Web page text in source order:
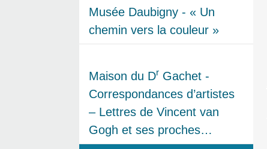
Musée Daubigny - « Un
chemin vers la couleur »
Maison du Dr Gachet -
Correspondances d’artistes
– Lettres de Vincent van
Gogh et ses proches…